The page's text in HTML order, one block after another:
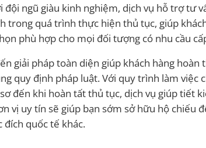
ngũ giàu kinh nghiệm, dịch vụ hỗ trợ tư
trong quá trình thực hiện thủ tục, giúp
phù hợp cho mọi đối tượng có nhu cầu
giải pháp toàn diện giúp khách hàng
quy định pháp luật. Với quy trình làm việc
đến khi hoàn tất thủ tục, dịch vụ giúp tiết
vị uy tín sẽ giúp bạn sớm sở hữu hộ chiếu
đích quốc tế khác.